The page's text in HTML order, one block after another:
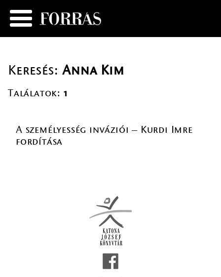
Keresés:Anna Kim
Találatok: 1
A személyesség inváziói – Kurdi Imre
fordítása